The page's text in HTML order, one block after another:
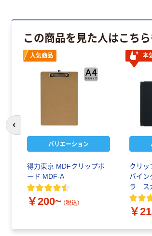
この商品を見た人はこち
人気商品
バリエーション
得力東京 MDFクリップボ
ード MDF-A
￥200~ （税込）
本
クリ
バイ
ラ ス
￥
前のスライドへ